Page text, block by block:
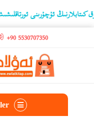
ئۇچۇرىنى ئورتاقلىشىشتا، بۇ
+90 5530707350